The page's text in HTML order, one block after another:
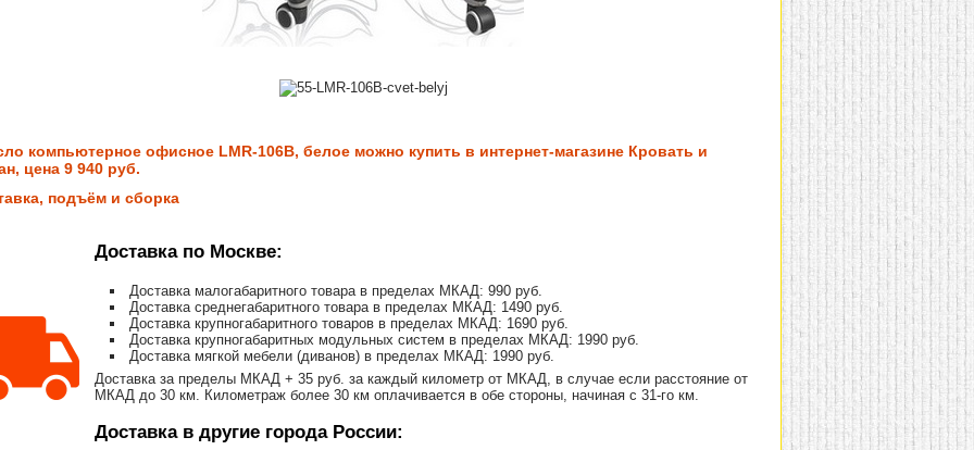
компьютерное офисное LMR-106B, белое можно купить в интернет-магазине Кровать и
цена 9 940 руб.
подъём и сборка
Доставка по Москве:
Доставка малогабаритного товара в пределах МКАД: 990 руб.
Доставка среднегабаритного товара в пределах МКАД: 1490 руб.
Доставка крупногабаритного товаров в пределах МКАД: 1690 руб.
Доставка крупногабаритных модульных систем в пределах МКАД: 1990 руб.
Доставка мягкой мебели (диванов) в пределах МКАД: 1990 руб.
Доставка за пределы МКАД + 35 руб. за каждый километр от МКАД, в случае если расстояние от
МКАД до 30 км. Километраж более 30 км оплачивается в обе стороны, начиная с 31-го км.
Доставка в другие города России: